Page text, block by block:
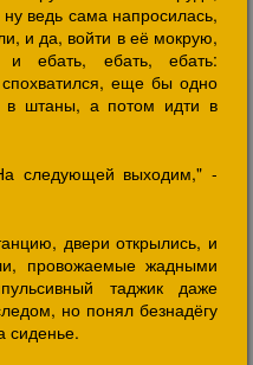
ведь сама напросилась,
и да, войти в её мокрую,
и ебать, ебать, ебать:
еще бы одно
штаны, а потом идти в
следующей выходим," -
двери открылись, и
провожаемые жадными
таджик даже
но понял безнадёгу
сиденье.